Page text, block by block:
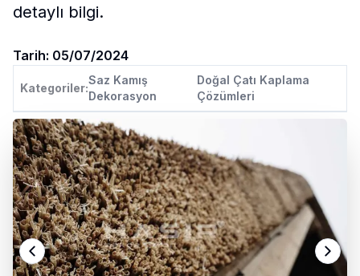
detaylı bilgi.
Tarih: 05/07/2024
Kategoriler:
Saz Kamış
Dekorasyon
Doğal Çatı Kaplama
Çözümleri